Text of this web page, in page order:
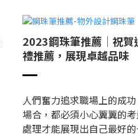
2023鋼珠筆推薦│祝賀
禮推薦，展現卓越品味
人們奮力追求職場上的成
場合，都必須小心翼翼的
處理才能展現出自己最好